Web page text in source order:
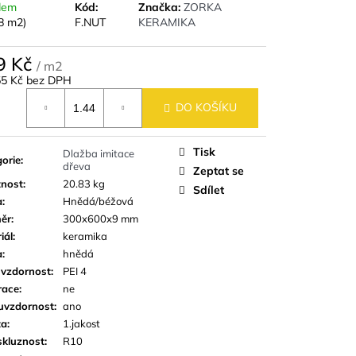
m2)
Kód:
F.NUT
Značka: ZORKA
KERAMIKA
Kč / m2
Kč bez DPH
DO KOŠÍKU
:
Dlažba imitace
dřeva
:
20.83 kg
:
Hnědá/béžová
:
300x600x9 mm
:
keramika
:
hnědá
:
PEI 4
:
ne
: ano
:
1.jakost
:
R10
Tisk
Zeptat se
Sdílet